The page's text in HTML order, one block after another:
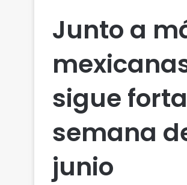
Junto a
sigue
semana
junio